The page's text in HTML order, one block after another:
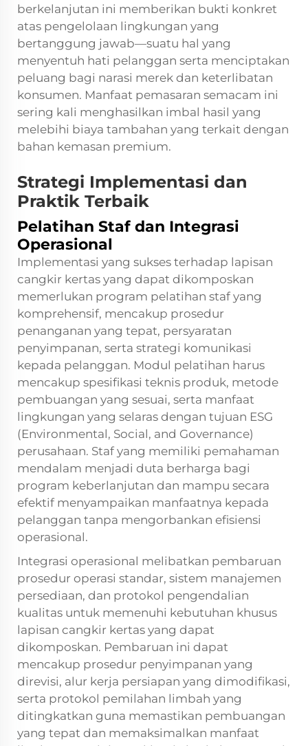
berkelanjutan ini memberikan bukti konkret
atas pengelolaan lingkungan yang
bertanggung jawab—suatu hal yang
menyentuh hati pelanggan serta menciptakan
peluang bagi narasi merek dan keterlibatan
konsumen. Manfaat pemasaran semacam ini
sering kali menghasilkan imbal hasil yang
melebihi biaya tambahan yang terkait dengan
bahan kemasan premium.
Strategi Implementasi dan
Praktik Terbaik
Pelatihan Staf dan Integrasi
Operasional
Implementasi yang sukses terhadap lapisan
cangkir kertas yang dapat dikomposkan
memerlukan program pelatihan staf yang
komprehensif, mencakup prosedur
penanganan yang tepat, persyaratan
penyimpanan, serta strategi komunikasi
kepada pelanggan. Modul pelatihan harus
mencakup spesifikasi teknis produk, metode
pembuangan yang sesuai, serta manfaat
lingkungan yang selaras dengan tujuan ESG
(Environmental, Social, and Governance)
perusahaan. Staf yang memiliki pemahaman
mendalam menjadi duta berharga bagi
program keberlanjutan dan mampu secara
efektif menyampaikan manfaatnya kepada
pelanggan tanpa mengorbankan efisiensi
operasional.
Integrasi operasional melibatkan pembaruan
prosedur operasi standar, sistem manajemen
persediaan, dan protokol pengendalian
kualitas untuk memenuhi kebutuhan khusus
lapisan cangkir kertas yang dapat
dikomposkan. Pembaruan ini dapat
mencakup prosedur penyimpanan yang
direvisi, alur kerja persiapan yang dimodifikasi,
serta protokol pemilahan limbah yang
ditingkatkan guna memastikan pembuangan
yang tepat dan memaksimalkan manfaat